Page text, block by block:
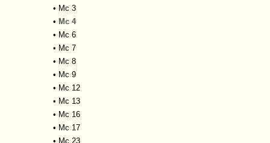
• Mc 3
• Mc 4
• Mc 6
• Mc 7
• Mc 8
• Mc 9
• Mc 12
• Mc 13
• Mc 16
• Mc 17
• Mc 23